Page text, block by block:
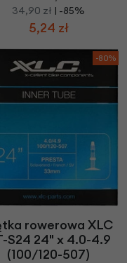
34,90 zł | -85%
5,24 zł
-80%
rowerowa XLC
S24 24" x 4.0-4.9
(100/120-507)